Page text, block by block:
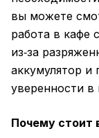
вы можете
работа в кафе
из‑за
аккумулятор и
уверенности в
Почему стоит